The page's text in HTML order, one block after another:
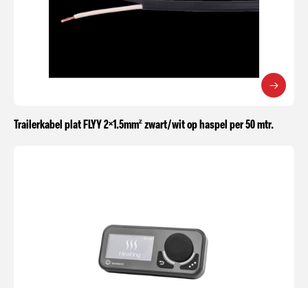
Trailerkabel plat FLYY 2×1.5mm² zwart/wit op haspel per 50 mtr.